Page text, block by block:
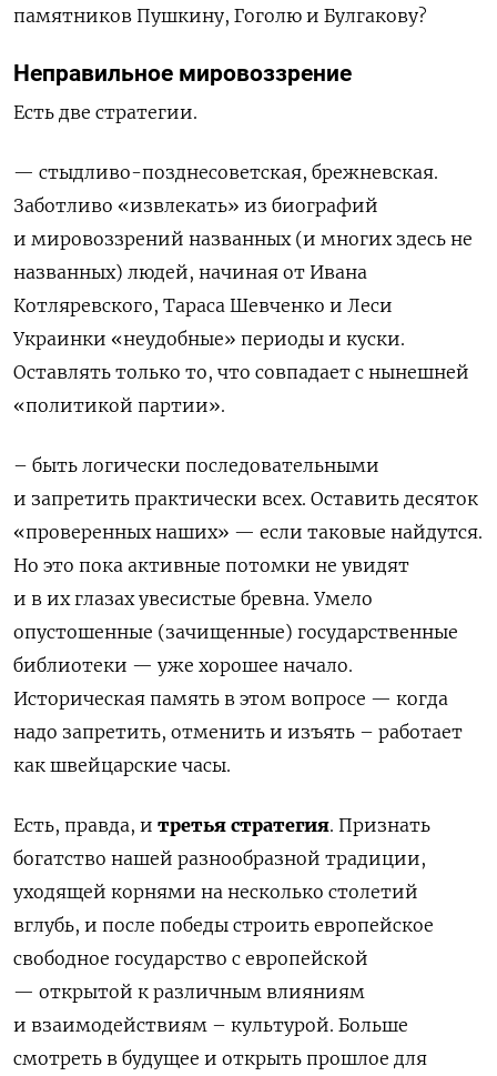
памятников Пушкину, Гоголю и Булгакову?
Неправильное мировоззрение
Есть две стратегии.
— стыдливо-позднесоветская, брежневская.
Заботливо «извлекать» из биографий
и мировоззрений названных (и многих здесь не
названных) людей, начиная от Ивана
Котляревского, Тараса Шевченко и Леси
Украинки «неудобные» периоды и куски.
Оставлять только то, что совпадает с нынешней
«политикой партии».
– быть логически последовательными
и запретить практически всех. Оставить десяток
«проверенных наших» — если таковые найдутся.
Но это пока активные потомки не увидят
и в их глазах увесистые бревна. Умело
опустошенные (зачищенные) государственные
библиотеки — уже хорошее начало.
Историческая память в этом вопросе — когда
надо запретить, отменить и изъять – работает
как швейцарские часы.
Есть, правда, и третья стратегия. Признать
богатство нашей разнообразной традиции,
уходящей корнями на несколько столетий
вглубь, и после победы строить европейское
свободное государство с европейской
— открытой к различным влияниям
и взаимодействиям – культурой. Больше
смотреть в будущее и открыть прошлое для